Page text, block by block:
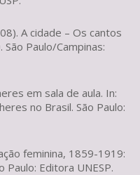
A cidade – Os cantos
Paulo/Campinas:
em sala de aula. In:
no Brasil. São Paulo:
feminina, 1859-1919:
Paulo: Editora UNESP.